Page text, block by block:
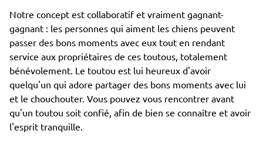
Notre concept est collaboratif et vraiment gagnant-
gagnant : les personnes qui aiment les chiens peuvent
passer des bons moments avec eux tout en rendant
service aux propriétaires de ces toutous, totalement
bénévolement. Le toutou est lui heureux d'avoir
quelqu'un qui adore partager des bons moments avec lui
et le chouchouter. Vous pouvez vous rencontrer avant
qu'un toutou soit confié, afin de bien se connaître et avoir
l'esprit tranquille.